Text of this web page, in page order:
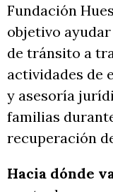
Fundación
objetivo
de tránsito a
actividades de
y asesoría
familias
recuperación
Hacia dónde